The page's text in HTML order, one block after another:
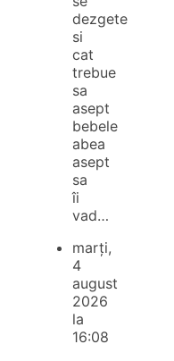
dezgete
si
cat
trebue
sa
asept
bebele
abea
asept
sa
îi
vad…
marți,
4
august
2026
la
16:08